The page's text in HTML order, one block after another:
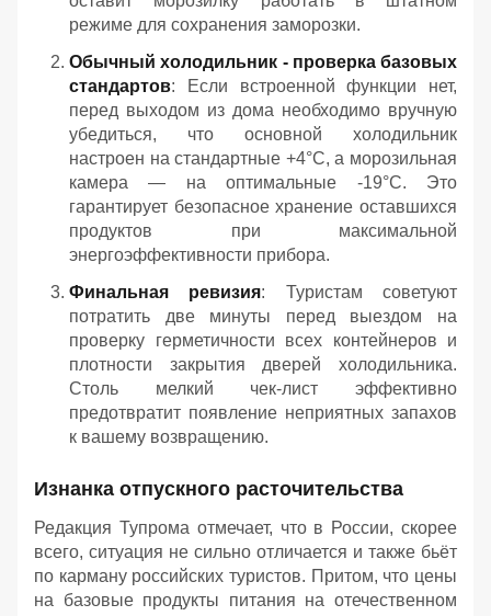
режиме для сохранения заморозки.
Обычный холодильник - проверка базовых
стандартов: Если встроенной функции нет,
перед выходом из дома необходимо вручную
убедиться, что основной холодильник
настроен на стандартные +4°C, а морозильная
камера — на оптимальные -19°C. Это
гарантирует безопасное хранение оставшихся
продуктов при максимальной
энергоэффективности прибора.
Финальная ревизия: Туристам советуют
потратить две минуты перед выездом на
проверку герметичности всех контейнеров и
плотности закрытия дверей холодильника.
Столь мелкий чек-лист эффективно
предотвратит появление неприятных запахов
к вашему возвращению.
Изнанка отпускного расточительства
Редакция Тупрома отмечает, что в России, скорее
всего, ситуация не сильно отличается и также бьёт
по карману российских туристов. Притом, что цены
на базовые продукты питания на отечественном